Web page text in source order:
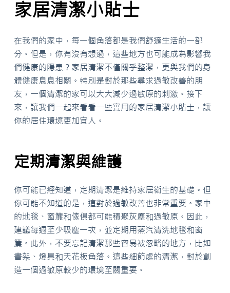
家居清潔小貼士
在我們的家中，每一個角落都是我們舒適生活的一部
分。但是，你有沒有想過，這些地方也可能成為影響我
們健康的隱患？家居清潔不僅關乎整潔，更與我們的身
體健康息息相關。特別是對於那些尋求過敏改善的朋
友，一個清潔的家可以大大減少過敏原的刺激。接下
來，讓我們一起來看看一些實用的家居清潔小貼士，讓
你的居住環境更加宜人。
定期清潔與維護
你可能已經知道，定期清潔是維持家居衛生的基礎。但
你可能不知道的是，這對於過敏改善也非常重要。家中
的地毯、窗簾和傢俱都可能積聚灰塵和過敏原。因此，
建議每週至少吸塵一次，並定期用蒸汽清洗地毯和窗
簾。此外，不要忘記清潔那些容易被忽略的地方，比如
書架、燈具和天花板角落。這些細節處的清潔，對於創
造一個過敏原較少的環境至關重要。